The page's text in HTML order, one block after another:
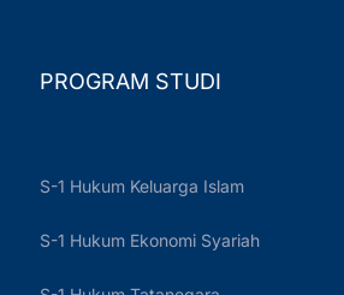
PROGRAM STUDI
S-1 Hukum Keluarga Islam
S-1 Hukum Ekonomi Syariah